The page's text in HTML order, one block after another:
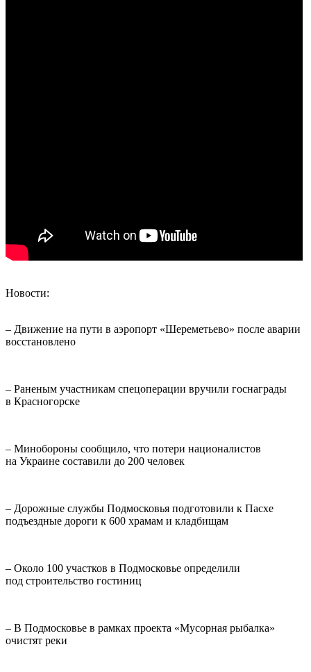
Новости:
– Движение на пути в аэропорт «Шереметьево» после аварии
восстановлено
– Раненым участникам спецоперации вручили госнаграды
в Красногорске
– Минобороны сообщило, что потери националистов
на Украине составили до 200 человек
– Дорожные службы Подмосковья подготовили к Пасхе
подъездные дороги к 600 храмам и кладбищам
– Около 100 участков в Подмосковье определили
под строительство гостиниц
– В Подмосковье в рамках проекта «Мусорная рыбалка»
очистят реки